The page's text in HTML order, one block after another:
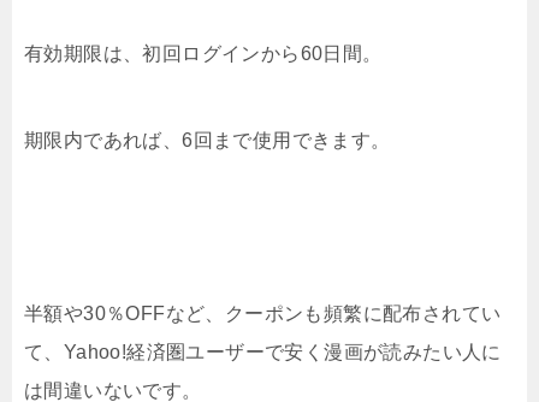
有効期限は、初回ログインから60日間。
期限内であれば、6回まで使用できます。
半額や30％OFFなど、クーポンも頻繁に配布されてい
て、Yahoo!経済圏ユーザーで安く漫画が読みたい人に
は間違いないです。